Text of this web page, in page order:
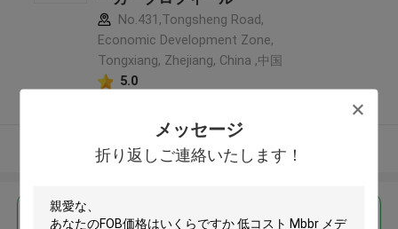
メッセージ
折り返しご連絡いたします！
No.431,Tongsheng Road,
Economic Development Zone,
Tongxiang, Zhejiang, China ,中国
5.0
多くを見て下さい
最高の価格で